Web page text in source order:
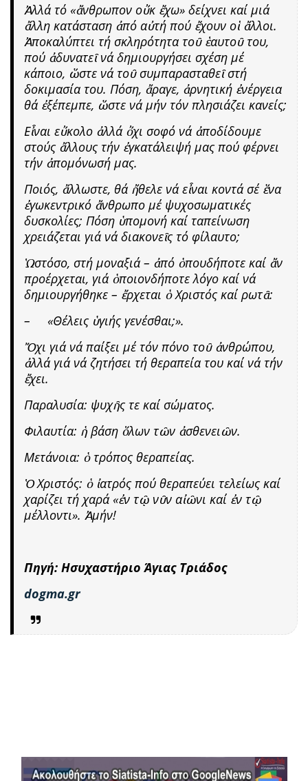
Ἀλλά τό «ἄνθρωπον οὔκ ἔχω» δείχνει καί μιά
ἄλλη κατάσταση ἀπό αὐτή πού ἔχουν οἱ ἄλλοι.
Ἀποκαλύπτει τή σκληρότητα τοῦ ἑαυτοῦ του,
πού ἀδυνατεῖ νά δημιουργήσει σχέση μέ
κάποιο, ὥστε νά τοῦ συμπαρασταθεῖ στή
δοκιμασία του. Πόση, ἄραγε, ἀρνητική ἐνέργεια
θά ἐξέπεμπε, ὥστε νά μήν τόν πλησιάζει κανείς;
Εἶναι εὔκολο ἀλλά ὄχι σοφό νά ἀποδίδουμε
στούς ἄλλους τήν ἐγκατάλειψή μας πού φέρνει
τήν ἀπομόνωσή μας.
Ποιός, ἄλλωστε, θά ἤθελε νά εἶναι κοντά σέ ἕνα
ἐγωκεντρικό ἄνθρωπο μέ ψυχοσωματικές
δυσκολίες; Πόση ὑπομονή καί ταπείνωση
χρειάζεται γιά νά διακονεῖς τό φίλαυτο;
Ὡστόσο, στή μοναξιά – ἀπό ὁπουδήποτε καί ἄν
προέρχεται, γιά ὁποιονδήποτε λόγο καί νά
δημιουργήθηκε – ἔρχεται ὁ Χριστός καί ρωτᾶ:
– «Θέλεις ὑγιής γενέσθαι;».
Ὄχι γιά νά παίξει μέ τόν πόνο τοῦ ἀνθρώπου,
ἀλλά γιά νά ζητήσει τή θεραπεία του καί νά τήν
ἔχει.
Παραλυσία: ψυχῆς τε καί σώματος.
Φιλαυτία: ἡ βάση ὅλων τῶν ἀσθενειῶν.
Μετάνοια: ὁ τρόπος θεραπείας.
Ὁ Χριστός: ὁ ἰατρός πού θεραπεύει τελείως καί
χαρίζει τή χαρά «ἐν τῷ νῦν αἰῶνι καί ἐν τῷ
μέλλοντι». Ἀμήν!
Πηγή: Ησυχαστήριο Άγιας Τριάδος
dogma.gr